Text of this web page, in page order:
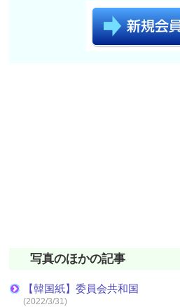
写真のほかの記事
【韓国紙】委員会共和国
(2022/3/31)